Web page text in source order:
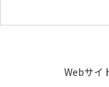
Webサイ